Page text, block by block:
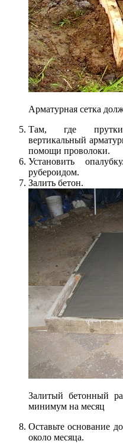
Арматурная сетка
Там, где прутки
вертикальный
помощи проволоки.
Установить
рубероидом.
Залить бетон.
Залитый бетонный
минимум на месяц
Оставьте основание
около месяца.